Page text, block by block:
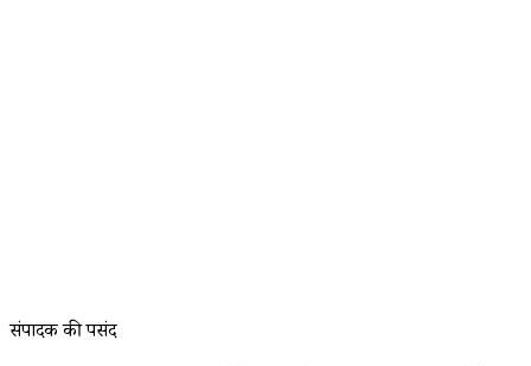
संपादक की पसंद